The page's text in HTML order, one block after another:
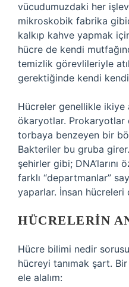
vücudumuzdaki her
mikroskobik fabrika
kalkıp kahve yapmak
hücre de kendi
temizlik görevlileriyle
gerektiğinde kendi
Hücreler genellikle ikiye
ökaryotlar. Prokaryotlar
torbaya benzeyen bir
Bakteriler bu gruba
şehirler gibi;
farklı “departmanlar”
yaparlar. İnsan
HÜCRELERIN
Hücre bilimi nedir
hücreyi tanımak şart.
ele alalım: